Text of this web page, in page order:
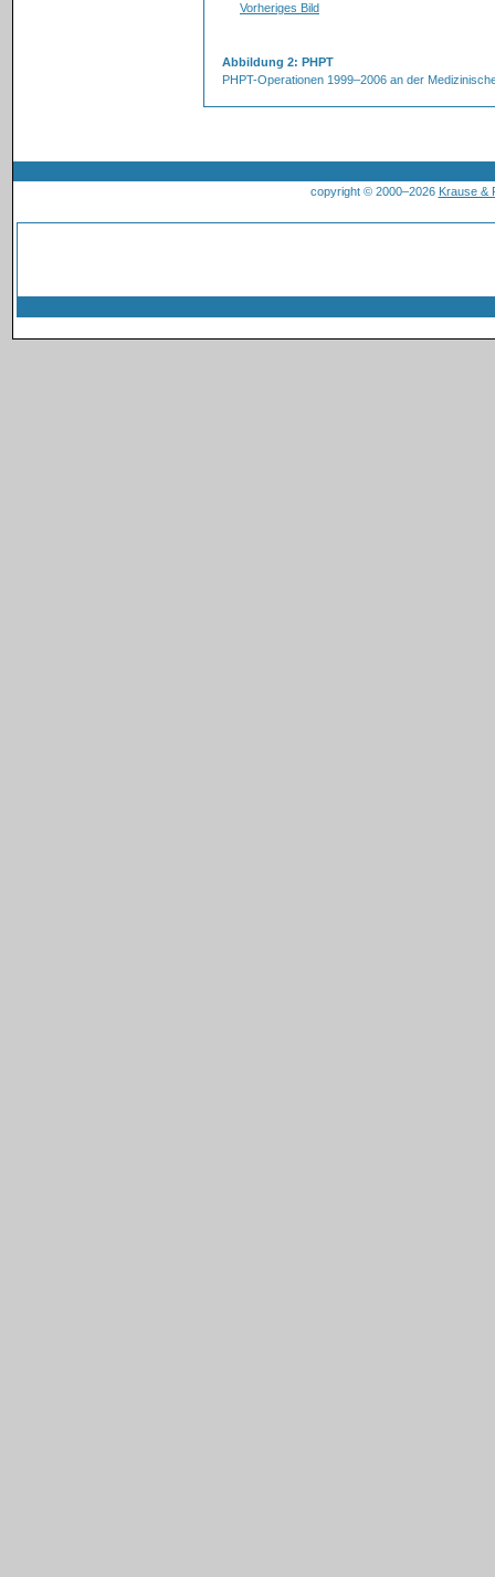
Vorheriges Bild
Abbildung 2: PHPT
PHPT-Operationen 1999–2006 an der
copyright © 2000–2026 Krause &